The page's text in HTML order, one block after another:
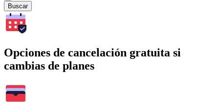
Buscar
Opciones de cancelación gratuita si
cambias de planes